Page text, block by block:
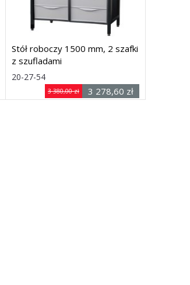
Stół roboczy 1500 mm, 2 szafki
z szufladami
20-27-54
3 278,60 zł
3 380,00 zł
netto
740 × 900